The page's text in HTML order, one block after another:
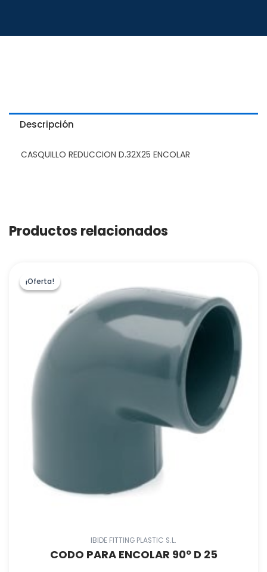
Descripción
CASQUILLO REDUCCION D.32X25 ENCOLAR
Productos relacionados
¡Oferta!
¡Oferta!
IBIDE FITTING PLASTIC S.L.
CODO PARA ENCOLAR 90º D 25